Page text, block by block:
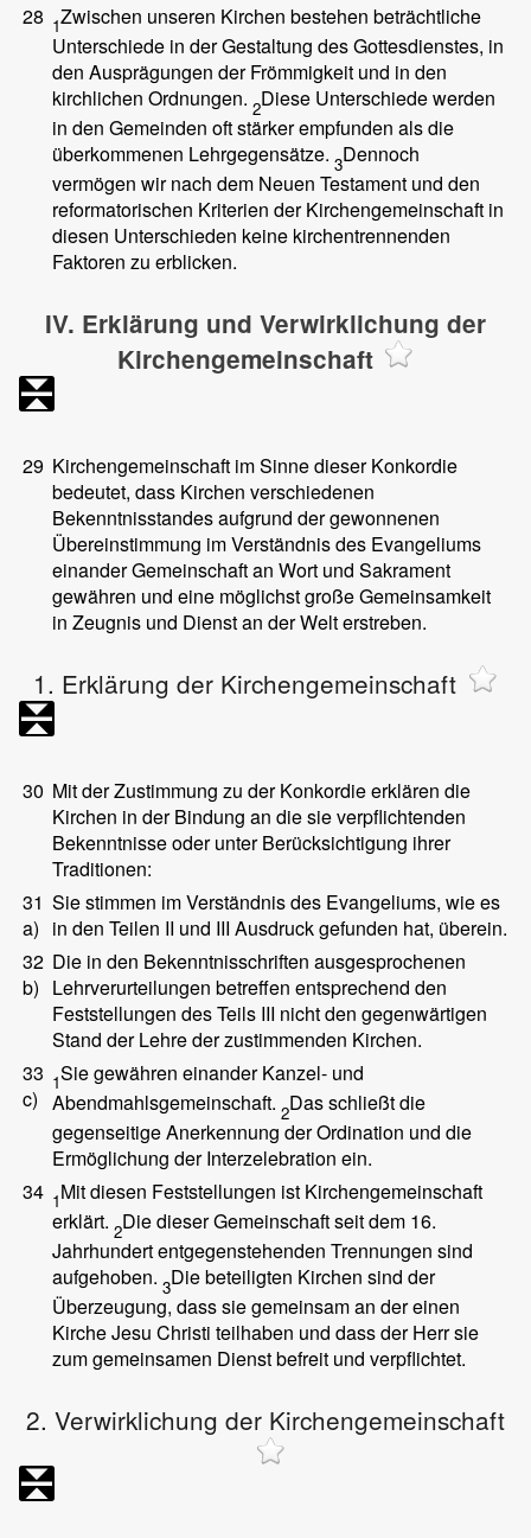
28 1Zwischen unseren Kirchen bestehen beträchtliche
Unterschiede in der Gestaltung des Gottesdienstes, in
den Ausprägungen der Frömmigkeit und in den
kirchlichen Ordnungen. 2Diese Unterschiede werden
in den Gemeinden oft stärker empfunden als die
überkommenen Lehrgegensätze. 3Dennoch
vermögen wir nach dem Neuen Testament und den
reformatorischen Kriterien der Kirchengemeinschaft in
diesen Unterschieden keine kirchentrennenden
Faktoren zu erblicken.
IV. Erklärung und Verwirklichung der
Kirchengemeinschaft
29 Kirchengemeinschaft im Sinne dieser Konkordie
bedeutet, dass Kirchen verschiedenen
Bekenntnisstandes aufgrund der gewonnenen
Übereinstimmung im Verständnis des Evangeliums
einander Gemeinschaft an Wort und Sakrament
gewähren und eine möglichst große Gemeinsamkeit
in Zeugnis und Dienst an der Welt erstreben.
1. Erklärung der Kirchengemeinschaft
30 Mit der Zustimmung zu der Konkordie erklären die
Kirchen in der Bindung an die sie verpflichtenden
Bekenntnisse oder unter Berücksichtigung ihrer
Traditionen:
31
a)
Sie stimmen im Verständnis des Evangeliums, wie es
in den Teilen II und III Ausdruck gefunden hat, überein.
32
b)
Die in den Bekenntnisschriften ausgesprochenen
Lehrverurteilungen betreffen entsprechend den
Feststellungen des Teils III nicht den gegenwärtigen
Stand der Lehre der zustimmenden Kirchen.
33
c)
1Sie gewähren einander Kanzel- und
Abendmahlsgemeinschaft. 2Das schließt die
gegenseitige Anerkennung der Ordination und die
Ermöglichung der Interzelebration ein.
34 1Mit diesen Feststellungen ist Kirchengemeinschaft
erklärt. 2Die dieser Gemeinschaft seit dem 16.
Jahrhundert entgegenstehenden Trennungen sind
aufgehoben. 3Die beteiligten Kirchen sind der
Überzeugung, dass sie gemeinsam an der einen
Kirche Jesu Christi teilhaben und dass der Herr sie
zum gemeinsamen Dienst befreit und verpflichtet.
2. Verwirklichung der Kirchengemeinschaft